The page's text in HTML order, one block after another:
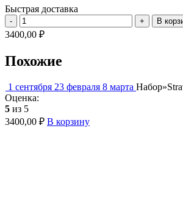
Быстрая доставка
-
Количество
товара
Букет
Ангел"
+ В
3400,00 ₽
Похожие
1 сентября 23 февраля 8 марта
Оценка:
5 из 5
3400,00 ₽ В корзину